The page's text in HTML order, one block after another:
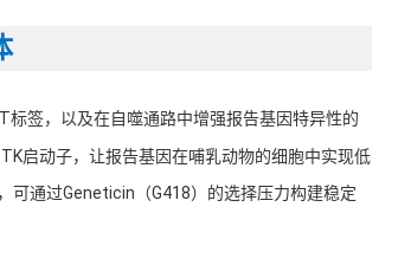
签，以及在自噬通路中增强报告基因特异性的
启动子，让报告基因在哺乳动物的细胞中实现低
可通过Geneticin（G418）的选择压力构建稳定